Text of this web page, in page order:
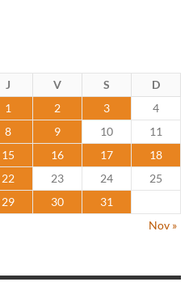
J V S
D
1
2 3
4
8 9 10
11
15 16 17
18
22 23 24
25
29 30
31
Nov »